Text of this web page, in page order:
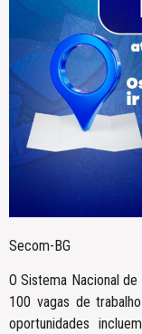
Secom-BG
O Sistema Nacional
100 vagas de
oportunidades